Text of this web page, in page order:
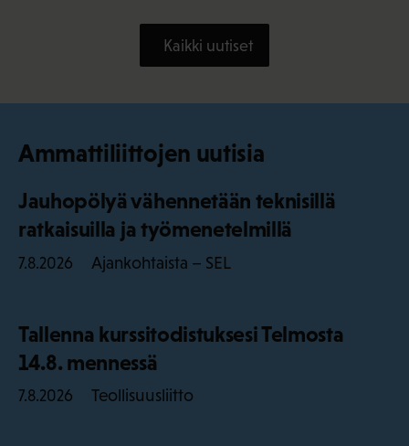
Kaikki uutiset
Ammattiliittojen uutisia
Jauhopölyä vähennetään teknisillä
ratkaisuilla ja työmenetelmillä
7.8.2026 Ajankohtaista – SEL
Tallenna kurssitodistuksesi Telmosta
14.8. mennessä
7.8.2026 Teollisuusliitto